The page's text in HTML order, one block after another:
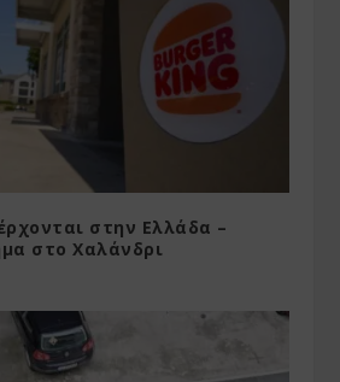
στην Ελλάδα –
στο Χαλάνδρι